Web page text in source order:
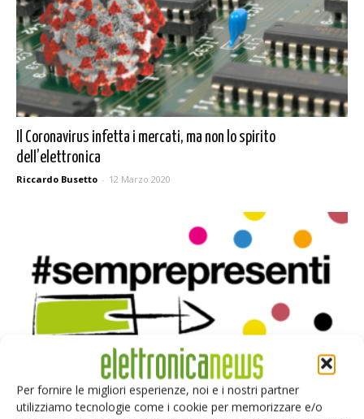
Per fornire le migliori esperienze, noi e i nostri partner
utilizziamo tecnologie come i cookie per memorizzare e/o
Il Coronavirus infetta i mercati, ma non lo spirito
dell’elettronica
Riccardo Busetto - 12 Marzo 2020
Sempre presenti con il Gruppo Tecniche Nuove